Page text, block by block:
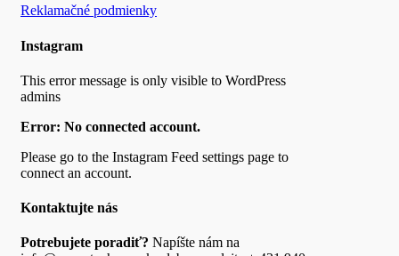
Reklamačné podmienky
Instagram
This error message is only visible to WordPress
admins
Error: No connected account.
Please go to the Instagram Feed settings page to
connect an account.
Kontaktujte nás
Potrebujete poradiť? Napíšte nám na